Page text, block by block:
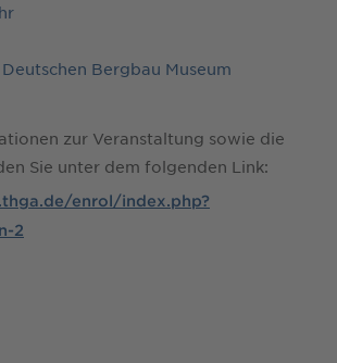
Bergbau Museum
zur Veranstaltung sowie die
Sie unter dem folgenden Link:
enrol/index.php?
2